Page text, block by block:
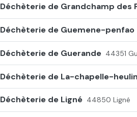
Déchèterie de Grandchamp des
Déchèterie de Guemene-penfao
Déchèterie de Guerande 44351
Déchèterie de La-chapelle-heulin
Déchèterie de Ligné 44850 Ligné